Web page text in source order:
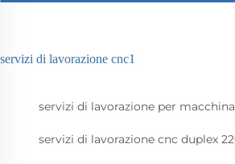
servizi di lavorazione cnc1
servizi di lavorazione per
servizi di lavorazione cnc duplex